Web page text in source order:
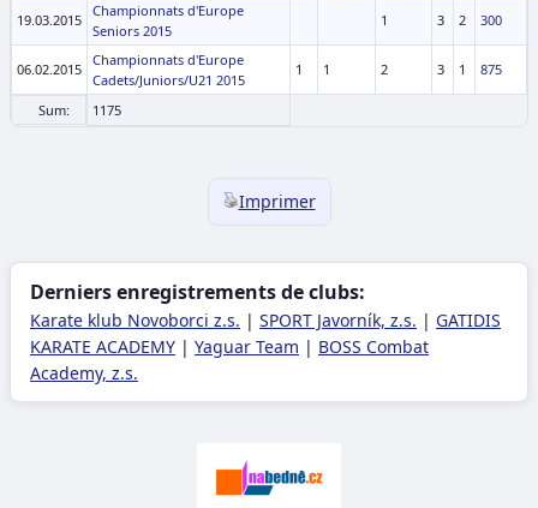
19.03.2015
Championnats d'Europe
Seniors 2015
1 3 2 300
06.02.2015
Championnats d'Europe
Cadets/Juniors/U21 2015
1 1 2 3 1 875
Sum: 1175
Imprimer
Derniers enregistrements de clubs:
Karate klub Novoborci z.s. | SPORT Javorník, z.s. | GATIDIS
KARATE ACADEMY | Yaguar Team | BOSS Combat
Academy, z.s.